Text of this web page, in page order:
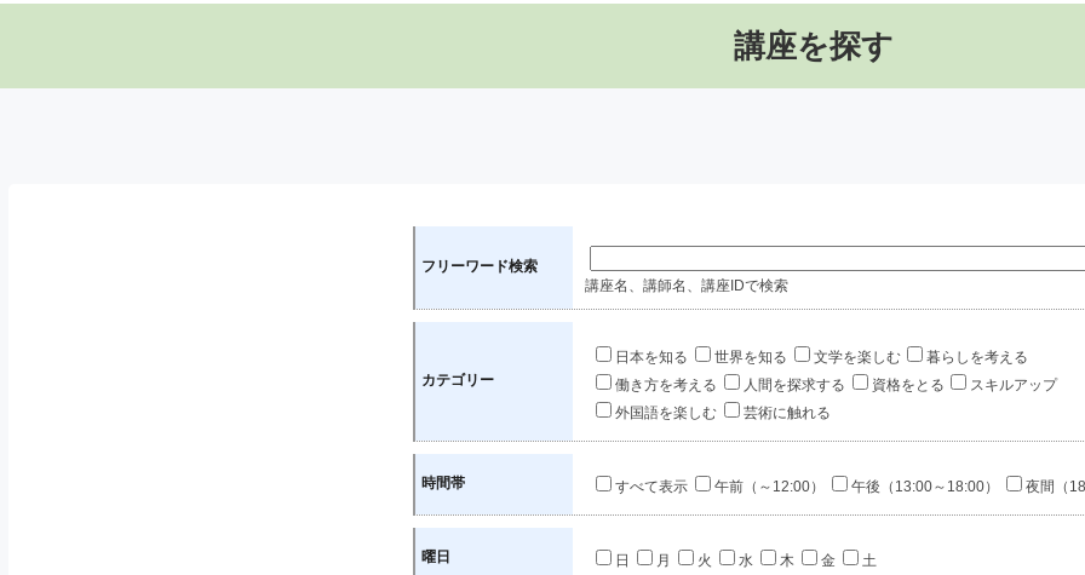
講座を探す
フリーワード検索
講座名、講師名、講座IDで検索
カテゴリー
日本を知る 世界を知る 文学を楽しむ
暮らしを考える
働き方を考える
人間を探求する 資格をとる
スキルアップ
外国語を楽しむ
芸術に触れる
時間帯 すべて表示 午前（～12:00） 午後（13:00～18:00） 夜間（
曜日 日 月 火 水 木 金 土